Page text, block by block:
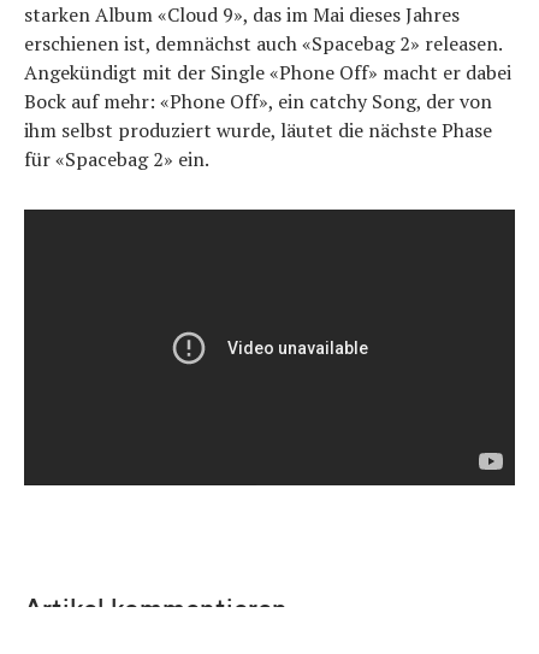
starken Album «Cloud 9», das im Mai dieses Jahres
erschienen ist, demnächst auch «Spacebag 2» releasen.
Angekündigt mit der Single «Phone Off» macht er dabei
Bock auf mehr: «Phone Off», ein catchy Song, der von
ihm selbst produziert wurde, läutet die nächste Phase
für «Spacebag 2» ein.
Artikel kommentieren